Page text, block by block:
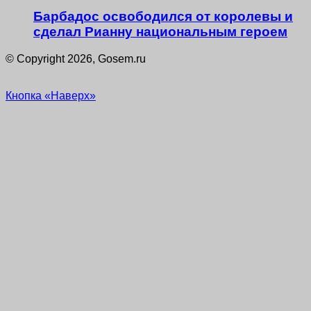
Барбадос освободился от королевы и
сделал Рианну национальным героем
© Copyright 2026, Gosem.ru
Кнопка «Наверх»